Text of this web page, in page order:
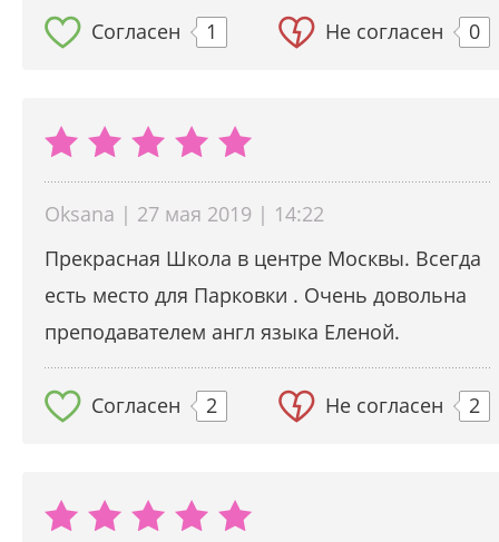
Согласен 1 Не согласен 0
Oksana | 27 мая 2019 | 14:22
Прекрасная Школа в центре Москвы. Всегда
есть место для Парковки . Очень довольна
преподавателем англ языка Еленой.
Согласен 2 Не согласен 2